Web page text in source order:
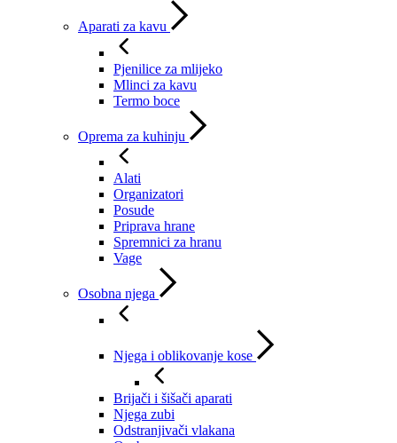
Aparati za kavu
Pjenilice za mlijeko
Mlinci za kavu
Termo boce
Oprema za kuhinju
Alati
Organizatori
Posude
Priprava hrane
Spremnici za hranu
Vage
Osobna njega
Njega i oblikovanje kose
Brijači i šišači aparati
Njega zubi
Odstranjivači vlakana